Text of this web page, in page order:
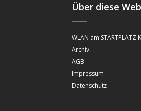
Über diese
WLAN am STARTPLATZ
Archiv
AGB
Impressum
Datenschutz